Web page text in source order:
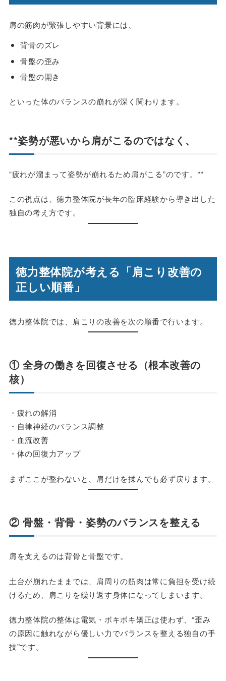
肩の筋肉が緊張しやすい背景には、
背骨のズレ
骨盤の歪み
骨盤の開き
といった体のバランスの崩れが深く関わります。
**姿勢が悪いから肩がこるのではなく、
“疲れが溜まって姿勢が崩れるため肩がこる”のです。**
この視点は、徳力整体院が長年の臨床経験から導き出した
独自の考え方です。
徳力整体院が考える「肩こり改善の
正しい順番」
徳力整体院では、肩こりの改善を次の順番で行います。
① 全身の働きを回復させる（根本改善の
核）
・疲れの解消
・自律神経のバランス調整
・血流改善
・体の回復力アップ
まずここが整わないと、肩だけを揉んでも必ず戻ります。
② 骨盤・背骨・姿勢のバランスを整える
肩を支えるのは背骨と骨盤です。
土台が崩れたままでは、肩周りの筋肉は常に負担を受け続
けるため、
肩こりを繰り返す身体になってしまいます。
徳力整体院の整体は電気・ボキボキ矯正は使わず、“歪み
の原因に触れながら優しい力でバランスを整える独自の手
技”です。